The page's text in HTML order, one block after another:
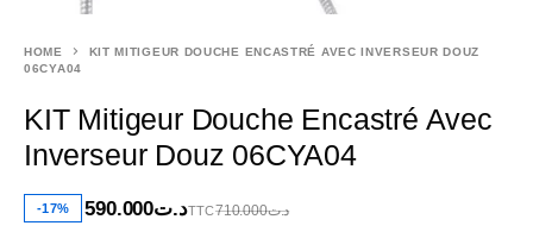
HOME
KIT MITIGEUR DOUCHE ENCASTRÉ AVEC INVERSEUR DOUZ
06CYA04
KIT Mitigeur Douche Encastré Avec
Inverseur Douz 06CYA04
-17% د.ت710.000 د.ت590.000 TTC